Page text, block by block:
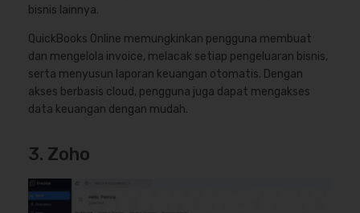
bisnis lainnya.
QuickBooks Online memungkinkan pengguna membuat
dan mengelola invoice, melacak setiap pengeluaran bisnis,
serta menyusun laporan keuangan otomatis. Dengan
akses berbasis cloud, pengguna juga dapat mengakses
data keuangan dengan mudah.
3. Zoho